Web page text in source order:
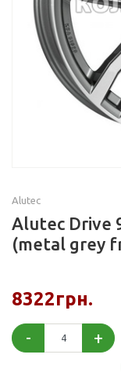
Alutec
Alutec Drive
(metal grey
8322грн.
- +